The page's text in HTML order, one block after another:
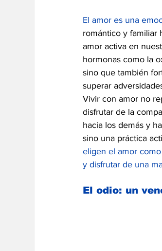
El amor es una
romántico y familiar
amor activa en
hormonas como la
sino que también
superar
Vivir con amor no
disfrutar de la
hacia los demás y
sino una práctica
eligen el amor
y disfrutar de una
El odio: un